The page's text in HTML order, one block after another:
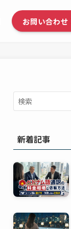
お問い合わせ
新着記事